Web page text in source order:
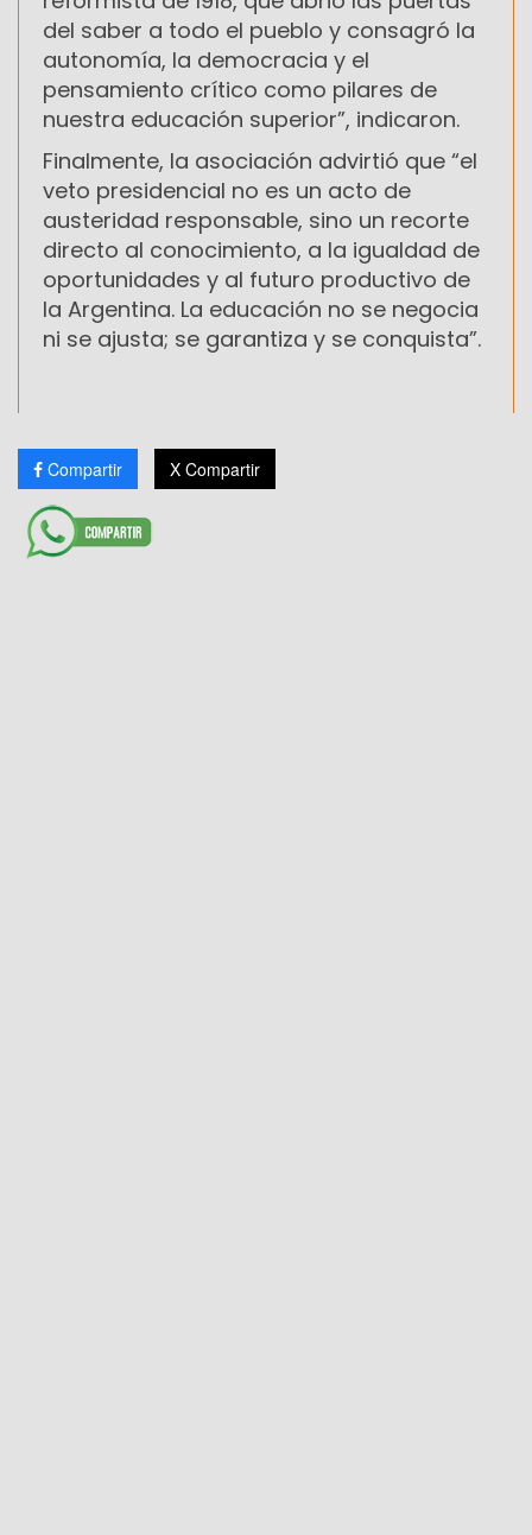
del saber a todo el pueblo y consagró la
autonomía, la democracia y el
pensamiento crítico como pilares de
nuestra educación superior”, indicaron.
Finalmente, la asociación advirtió que “el
veto presidencial no es un acto de
austeridad responsable, sino un recorte
directo al conocimiento, a la igualdad de
oportunidades y al futuro productivo de
la Argentina. La educación no se negocia
ni se ajusta; se garantiza y se conquista”.
Compartir X Compartir